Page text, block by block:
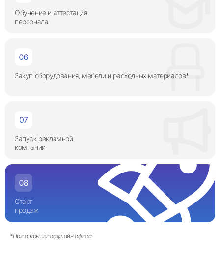
Обучение и аттестация
персонала
Закуп оборудования, мебели и расходных материалов*
Запуск рекламной
компании
Старт
продаж
*При открытии оффлайн офиса.